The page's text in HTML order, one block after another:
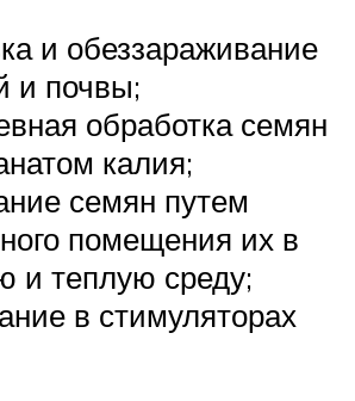
и обеззараживание
и почвы;
обработка семян
калия;
семян путем
помещения их в
и теплую среду;
в стимуляторах